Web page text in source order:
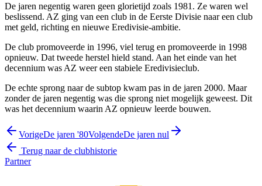
De jaren negentig waren geen glorietijd zoals 1981. Ze waren wel
beslissend. AZ ging van een club in de Eerste Divisie naar een club
met geld, richting en nieuwe Eredivisie-ambitie.
De club promoveerde in 1996, viel terug en promoveerde in 1998
opnieuw. Dat tweede herstel hield stand. Aan het einde van het
decennium was AZ weer een stabiele Eredivisieclub.
De echte sprong naar de subtop kwam pas in de jaren 2000. Maar
zonder de jaren negentig was die sprong niet mogelijk geweest. Dit
was het decennium waarin AZ opnieuw leerde bouwen.
VorigeDe jaren '80VolgendeDe jaren nul
Terug naar de clubhistorie
Partner